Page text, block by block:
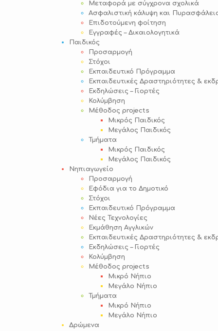
Μεταφορά με σύγχρονα σχολικά
Ασφαλιστική κάλυψη και
Επιδοτούμενη φοίτηση
Εγγραφές – Δικαιολογητικά
Παιδικός
Προσαρμογή
Στόχοι
Εκπαιδευτικό Πρόγραμμα
Εκπαιδευτικές Δραστηριότητες &
Εκδηλώσεις – Γιορτές
Κολύμβηση
Μέθοδος projects
Μικρός Παιδικός
Μεγάλος Παιδικός
Τμήματα
Μικρός Παιδικός
Μεγάλος Παιδικός
Νηπιαγωγείο
Προσαρμογή
Εφόδια για το Δημοτικό
Στόχοι
Εκπαιδευτικό Πρόγραμμα
Νέες Τεχνολογίες
Εκμάθηση Αγγλικών
Εκπαιδευτικές Δραστηριότητες &
Εκδηλώσεις – Γιορτές
Κολύμβηση
Μέθοδος projects
Μικρό Νήπιο
Μεγάλο Νήπιο
Τμήματα
Μικρό Νήπιο
Μεγάλο Νήπιο
Δρώμενα